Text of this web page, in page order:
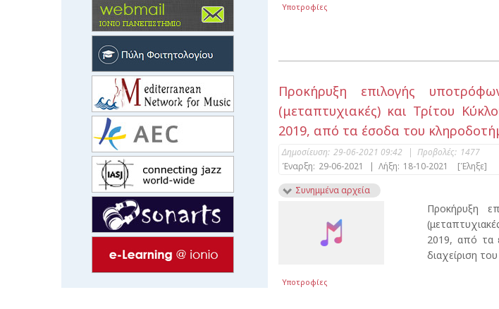
Υποτροφίες
Προκήρυξη επιλογής
(μεταπτυχιακές) και Τρίτου
2019, από τα έσοδα του
Δημοσίευση: 29-06-2021 09:42 | Προβολές: 1477
Έναρξη: 29-06-2021 | Λήξη: 18-10-2021
[Έληξε]
Συνημμένα αρχεία
Προκήρυξη
2019, από τα
διαχείριση
Υποτροφίες